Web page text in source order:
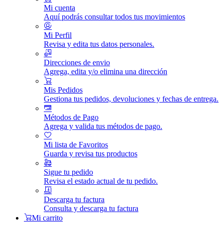
Mi cuenta
Aquí podrás consultar todos tus movimientos
Mi Perfil
Revisa y edita tus datos personales.
Direcciones de envio
Agrega, edita y/o elimina una dirección
Mis Pedidos
Gestiona tus pedidos, devoluciones y fechas de entrega.
Métodos de Pago
Agrega y valida tus métodos de pago.
Mi lista de Favoritos
Guarda y revisa tus productos
Sigue tu pedido
Revisa el estado actual de tu pedido.
Descarga tu factura
Consulta y descarga tu factura
Mi carrito